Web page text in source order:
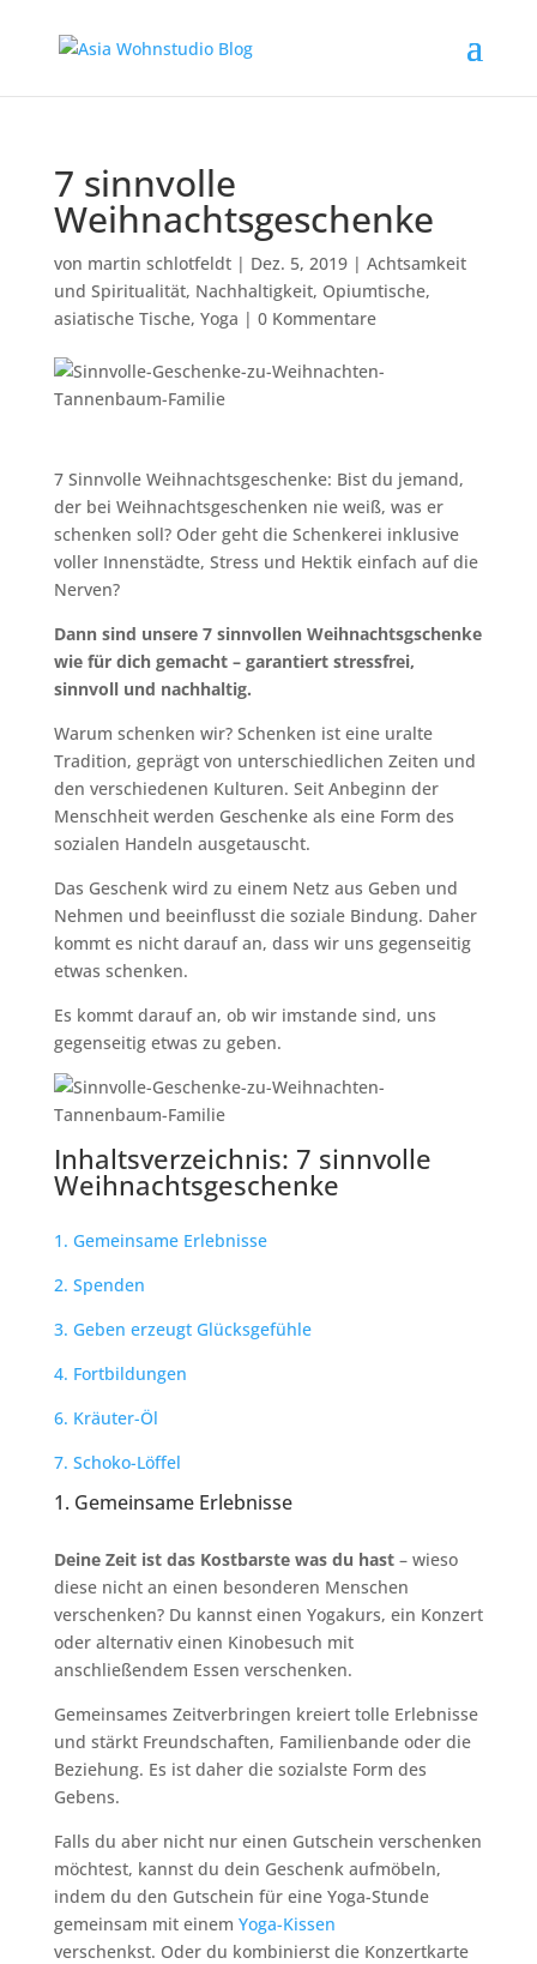
7 sinnvolle
Weihnachtsgeschenke
von martin schlotfeldt| Dez. 5, 2019| Achtsamkeit
und Spiritualität, Nachhaltigkeit, Opiumtische,
asiatische Tische, Yoga | 0 Kommentare
7 Sinnvolle Weihnachtsgeschenke: Bist du jemand,
der bei Weihnachtsgeschenken nie weiß, was er
schenken soll? Oder geht die Schenkerei inklusive
voller Innenstädte, Stress und Hektik einfach auf die
Nerven?
Dann sind unsere 7 sinnvollen Weihnachtsgschenke
wie für dich gemacht – garantiert stressfrei,
sinnvoll und nachhaltig.
Warum schenken wir? Schenken ist eine uralte
Tradition, geprägt von unterschiedlichen Zeiten und
den verschiedenen Kulturen. Seit Anbeginn der
Menschheit werden Geschenke als eine Form des
sozialen Handeln ausgetauscht.
Das Geschenk wird zu einem Netz aus Geben und
Nehmen und beeinflusst die soziale Bindung. Daher
kommt es nicht darauf an, dass wir uns gegenseitig
etwas schenken.
Es kommt darauf an, ob wir imstande sind, uns
gegenseitig etwas zu geben.
Inhaltsverzeichnis: 7 sinnvolle
Weihnachtsgeschenke
1. Gemeinsame Erlebnisse
2. Spenden
3. Geben erzeugt Glücksgefühle
4. Fortbildungen
6. Kräuter-Öl
7. Schoko-Löffel
1. Gemeinsame Erlebnisse
Deine Zeit ist das Kostbarste was du hast– wieso
diese nicht an einen besonderen Menschen
verschenken? Du kannst einen Yogakurs, ein Konzert
oder alternativ einen Kinobesuch mit
anschließendem Essen verschenken.
Gemeinsames Zeitverbringen kreiert tolle Erlebnisse
und stärkt Freundschaften, Familienbande oder die
Beziehung. Es ist daher die sozialste Form des
Gebens.
Falls du aber nicht nur einen Gutschein verschenken
möchtest, kannst du dein Geschenk aufmöbeln,
indem du den Gutschein für eine Yoga-Stunde
gemeinsam mit einem Yoga-Kissen
verschenkst. Oder du kombinierst die Konzertkarte